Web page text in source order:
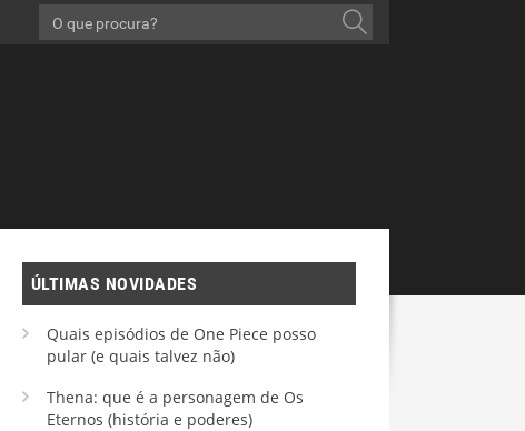
ÚLTIMAS NOVIDADES
Quais episódios de One Piece posso
pular (e quais talvez não)
Thena: que é a personagem de Os
Eternos (história e poderes)